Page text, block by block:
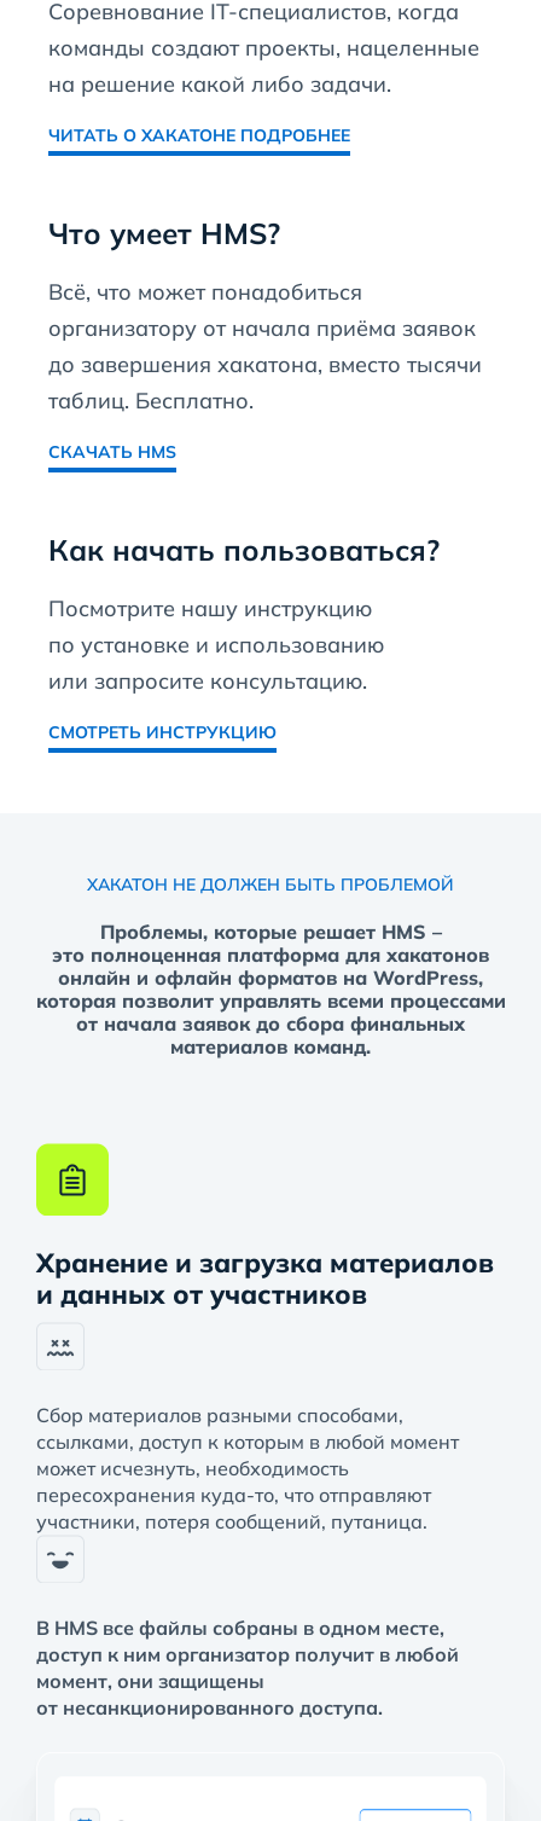
Соревнование IT-специалистов, когда
команды создают проекты, нацеленные
на решение какой либо задачи.
ЧИТАТЬ О ХАКАТОНЕ ПОДРОБНЕЕ
Что умеет HMS?
Всё, что может понадобиться
организатору от начала приёма заявок
до завершения хакатона, вместо тысячи
таблиц. Бесплатно.
СКАЧАТЬ HMS
Как начать пользоваться?
Посмотрите нашу инструкцию
по установке и использованию
или запросите консультацию.
СМОТРЕТЬ ИНСТРУКЦИЮ
ХАКАТОН НЕ ДОЛЖЕН БЫТЬ ПРОБЛЕМОЙ
Проблемы, которые решает HMS –
это полноценная платформа для хакатонов
онлайн и офлайн форматов на WordPress,
которая позволит управлять всеми процессами
от начала заявок до сбора финальных
материалов команд.
Хранение и загрузка материалов
и данных от участников
Сбор материалов разными способами,
ссылками, доступ к которым в любой момент
может исчезнуть, необходимость
пересохранения куда-то, что отправляют
участники, потеря сообщений, путаница.
В HMS все файлы собраны в одном месте,
доступ к ним организатор получит в любой
момент, они защищены
от несанкционированного доступа.